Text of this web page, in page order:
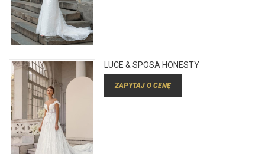
LUCE & SPOSA HONESTY
ZAPYTAJ O CENĘ